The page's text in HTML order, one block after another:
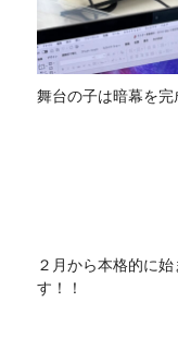
舞台の子は暗幕を
２月から本格的に
す！！